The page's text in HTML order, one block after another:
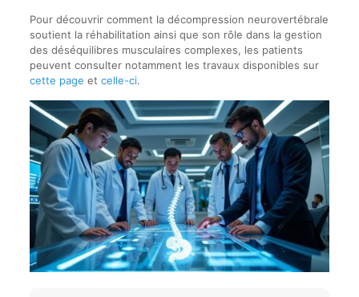
Pour découvrir comment la décompression neurovertébrale
soutient la réhabilitation ainsi que son rôle dans la gestion
des déséquilibres musculaires complexes, les patients
peuvent consulter notamment les travaux disponibles sur
cette page et celle-ci.